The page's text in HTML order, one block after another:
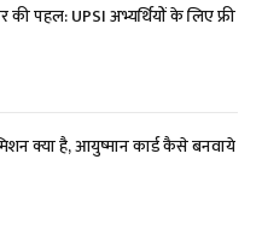
की पहल: UPSI अभ्यर्थियों के लिए फ्री
क्या है, आयुष्मान कार्ड कैसे बनवाये